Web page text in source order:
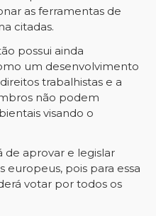
as ferramentas de
citadas.
possui ainda
um desenvolvimento
trabalhistas e a
não podem
visando o
de aprovar e legislar
europeus, pois para essa
votar por todos os